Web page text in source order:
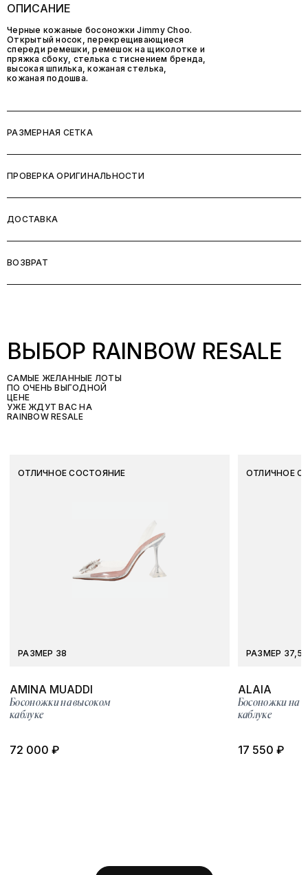
ОПИСАНИЕ
Черные кожаные босоножки Jimmy Choo.
Открытый носок, перекрещивающиеся
спереди ремешки, ремешок на щиколотке и
пряжка сбоку, стелька с тиснением бренда,
высокая шпилька, кожаная стелька,
кожаная подошва.
РАЗМЕРНАЯ СЕТКА
ПРОВЕРКА ОРИГИНАЛЬНОСТИ
ДОСТАВКА
ВОЗВРАТ
ВЫБОР RAINBOW RESALE
САМЫЕ ЖЕЛАННЫЕ ЛОТЫ
ПО ОЧЕНЬ ВЫГОДНОЙ
ЦЕНЕ
УЖЕ ЖДУТ ВАС НА
RAINBOW RESALE
ОТЛИЧНОЕ СОСТОЯНИЕ
РАЗМЕР 38
AMINA MUADDI
Босоножки на высоком
каблуке
72 000 ₽
ОТЛИЧНОЕ
РАЗМЕР 37,5
ALAIA
Босоножки на
каблуке
17 550 ₽